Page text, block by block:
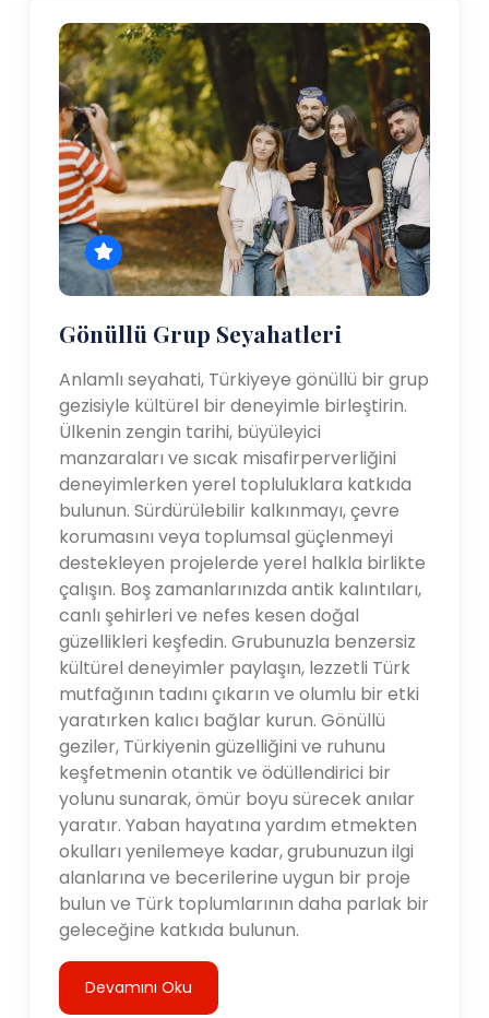
Gönüllü Grup Seyahatleri
Anlamlı seyahati, Türkiyeye gönüllü bir grup
gezisiyle kültürel bir deneyimle birleştirin.
Ülkenin zengin tarihi, büyüleyici
manzaraları ve sıcak misafirperverliğini
deneyimlerken yerel topluluklara katkıda
bulunun. Sürdürülebilir kalkınmayı, çevre
korumasını veya toplumsal güçlenmeyi
destekleyen projelerde yerel halkla birlikte
çalışın. Boş zamanlarınızda antik kalıntıları,
canlı şehirleri ve nefes kesen doğal
güzellikleri keşfedin. Grubunuzla benzersiz
kültürel deneyimler paylaşın, lezzetli Türk
mutfağının tadını çıkarın ve olumlu bir etki
yaratırken kalıcı bağlar kurun. Gönüllü
geziler, Türkiyenin güzelliğini ve ruhunu
keşfetmenin otantik ve ödüllendirici bir
yolunu sunarak, ömür boyu sürecek anılar
yaratır. Yaban hayatına yardım etmekten
okulları yenilemeye kadar, grubunuzun ilgi
alanlarına ve becerilerine uygun bir proje
bulun ve Türk toplumlarının daha parlak bir
geleceğine katkıda bulunun.
Devamını Oku